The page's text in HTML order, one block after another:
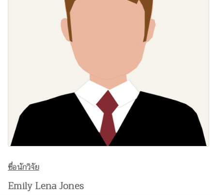
ชื่อนักวิจัย
Emily Lena Jones